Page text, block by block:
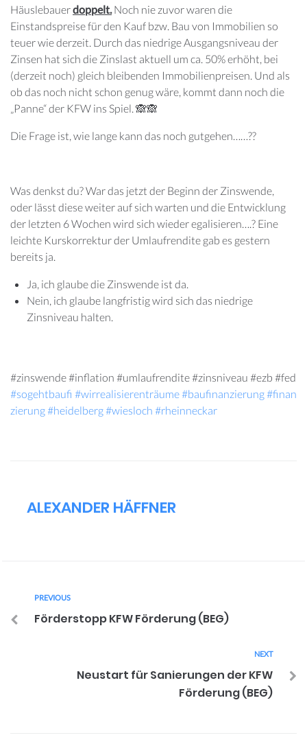
Häuslebauerdoppelt. Noch nie zuvor waren die
Einstandspreise für den Kauf bzw. Bau von Immobilien so
teuer wie derzeit. Durch das niedrige Ausgangsniveau der
Zinsen hat sich die Zinslast aktuell um ca. 50% erhöht, bei
(derzeit noch) gleich bleibenden Immobilienpreisen. Und als
ob das noch nicht schon genug wäre, kommt dann noch die
„Panne“ der KFW ins Spiel. 🙈🙈
Die Frage ist, wie lange kann das noch gutgehen……??
Was denkst du? War das jetzt der Beginn der Zinswende,
oder lässt diese weiter auf sich warten und die Entwicklung
der letzten 6 Wochen wird sich wieder egalisieren….? Eine
leichte Kurskorrektur der Umlaufrendite gab es gestern
bereits ja.
Ja, ich glaube die Zinswende ist da.
Nein, ich glaube langfristig wird sich das niedrige
Zinsniveau halten.
#zinswende #inflation #umlaufrendite #zinsniveau #ezb #fed
#sogehtbaufi #wirrealisierenträume#baufinanzierung#finan
zierung#heidelberg#wiesloch #rheinneckar
ALEXANDER HÄFFNER
PREVIOUS
Förderstopp KFW Förderung (BEG)
NEXT
Neustart für Sanierungen der KFW
Förderung (BEG)